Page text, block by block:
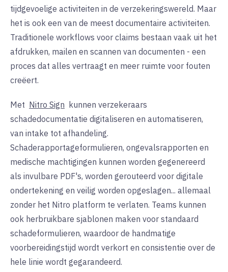
tijdgevoelige activiteiten in de verzekeringswereld. Maar
het is ook een van de meest documentaire activiteiten.
Traditionele workflows voor claims bestaan vaak uit het
afdrukken, mailen en scannen van documenten - een
proces dat alles vertraagt en meer ruimte voor fouten
creëert.
Met Nitro Sign kunnen verzekeraars
schadedocumentatie digitaliseren en automatiseren,
van intake tot afhandeling.
Schaderapportageformulieren, ongevalsrapporten en
medische machtigingen kunnen worden gegenereerd
als invulbare PDF's, worden gerouteerd voor digitale
ondertekening en veilig worden opgeslagen... allemaal
zonder het Nitro platform te verlaten. Teams kunnen
ook herbruikbare sjablonen maken voor standaard
schadeformulieren, waardoor de handmatige
voorbereidingstijd wordt verkort en consistentie over de
hele linie wordt gegarandeerd.